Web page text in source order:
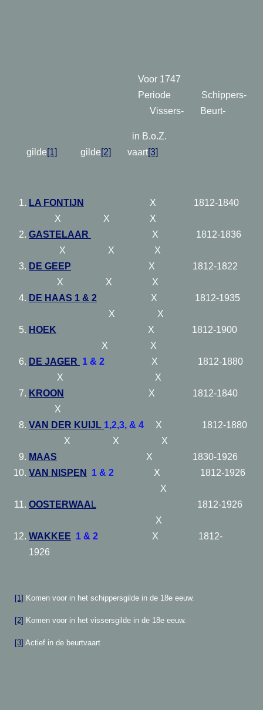
Voor 1747
Periode
Schippers-
Vissers- Beurt-
in B.o.Z.
gilde[1] gilde[2] vaart[3]
LA FONTIJN
X 1812-1840
X X X
GASTELAAR
X 1812-1836
X X X
DE GEEP
X 1812-1822
X X X
DE HAAS 1 & 2
X 1812-1935
X X
HOEK X 1812-1900
X X
DE JAGER 1 & 2
X 1812-1880
X X
KROON
X 1812-1840
X
VAN DER KUIJL 1,2,3, & 4
X 1812-1880
X X X
MAAS
X 1830-1926
VAN NISPEN
1 & 2
X 1812-1926
X
OOSTERWAA L 1812-1926
X
WAKKEE 1 & 2
X 1812-
1926
[1] Komen voor in het schippersgilde in de 18e eeuw.
[2] Komen voor in het vissersgilde in de 18e eeuw.
[3] Actief in de beurtvaart